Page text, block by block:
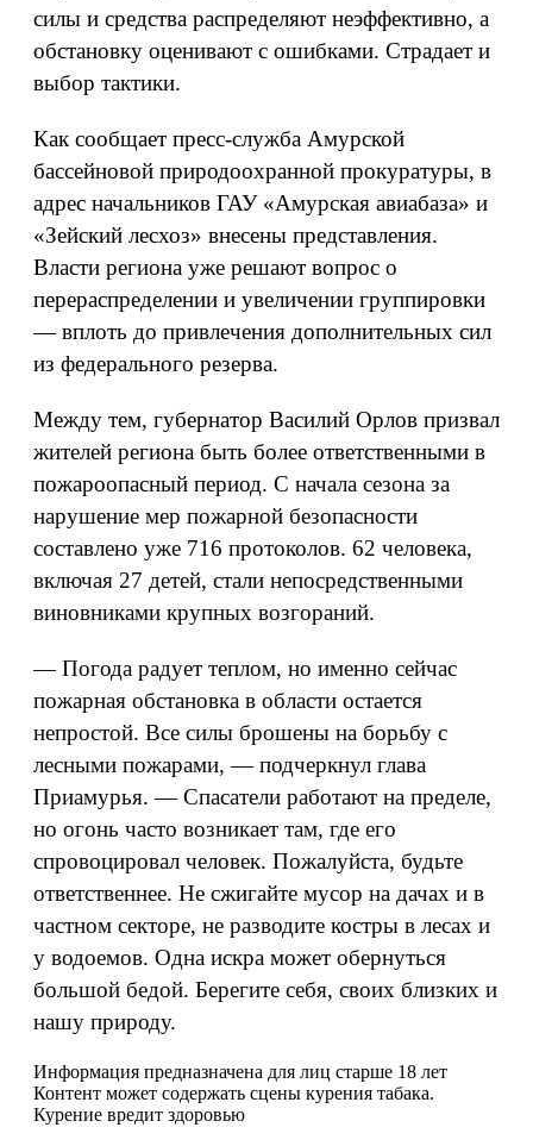
силы и средства распределяют неэффективно, а
обстановку оценивают с ошибками. Страдает и
выбор тактики.
Как сообщает пресс-служба Амурской
бассейновой природоохранной прокуратуры, в
адрес начальников ГАУ «Амурская авиабаза» и
«Зейский лесхоз» внесены представления.
Власти региона уже решают вопрос о
перераспределении и увеличении группировки
— вплоть до привлечения дополнительных сил
из федерального резерва.
Между тем, губернатор Василий Орлов призвал
жителей региона быть более ответственными в
пожароопасный период. С начала сезона за
нарушение мер пожарной безопасности
составлено уже 716 протоколов. 62 человека,
включая 27 детей, стали непосредственными
виновниками крупных возгораний.
— Погода радует теплом, но именно сейчас
пожарная обстановка в области остается
непростой. Все силы брошены на борьбу с
лесными пожарами, — подчеркнул глава
Приамурья. — Спасатели работают на пределе,
но огонь часто возникает там, где его
спровоцировал человек. Пожалуйста, будьте
ответственнее. Не сжигайте мусор на дачах и в
частном секторе, не разводите костры в лесах и
у водоемов. Одна искра может обернуться
большой бедой. Берегите себя, своих близких и
нашу природу.
Информация предназначена для лиц старше 18 лет
Контент может содержать сцены курения табака.
Курение вредит здоровью